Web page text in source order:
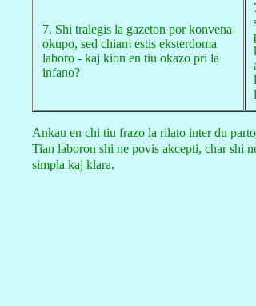
7. Shi tralegis la gazeton por konvena
okupo, sed chiam estis eksterdoma
laboro - kaj kion en tiu okazo pri la
infano?
Ankau en chi tiu frazo la rilato inter du
Tian laboron shi ne povis akcepti, char shi
simpla kaj klara.